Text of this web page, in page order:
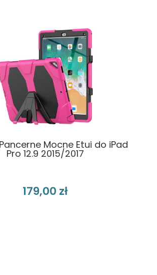
Mocne Etui do iPad
Pro 12.9 2015/2017
179,00 zł